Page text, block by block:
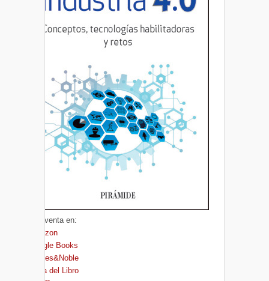
A la venta en:
Amazon
Google Books
Barnes&Noble
Casa del Libro